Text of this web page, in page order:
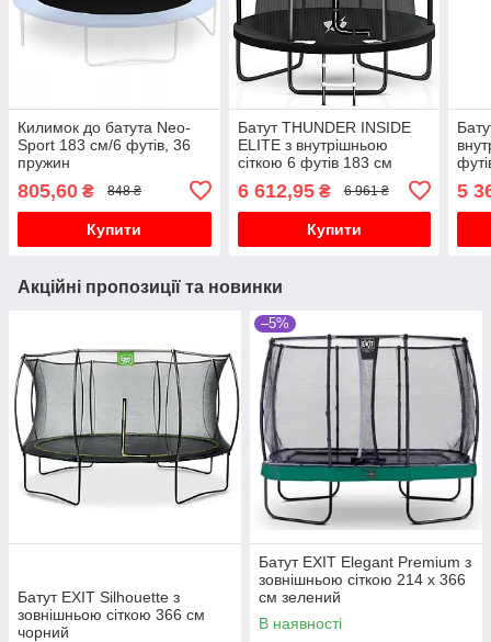
Килимок до батута Neo-
Sport 183 см/6 футів, 36
пружин
805,60 ₴ 848 ₴
Купити
Батут THUNDER INSIDE
ELITE з внутрішньою
сіткою 6 футів 183 см
6 612,95₴ 6 961 ₴
Купити
5
Акційні пропозиції та новинки
Батут EXIT Silhouette з
зовнішньою сіткою 366 см
чорний
–5%
Батут EXIT Elegant Premium з
зовнішньою сіткою 214 х 366
см зелений
В наявності